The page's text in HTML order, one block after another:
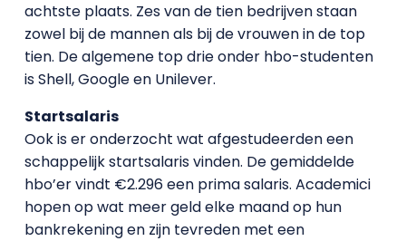
achtste plaats. Zes van de tien bedrijven staan
zowel bij de mannen als bij de vrouwen in de top
tien. De algemene top drie onder hbo-studenten
is Shell, Google en Unilever.
Startsalaris
Ook is er onderzocht wat afgestudeerden een
schappelijk startsalaris vinden. De gemiddelde
hbo’er vindt €2.296 een prima salaris. Academici
hopen op wat meer geld elke maand op hun
bankrekening en zijn tevreden met een